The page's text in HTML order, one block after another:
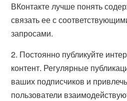
ВКонтакте лучше понять
связать ее с
запросами.
2. Постоянно публикуйте
контент. Регулярные
ваших подписчиков и
пользователи